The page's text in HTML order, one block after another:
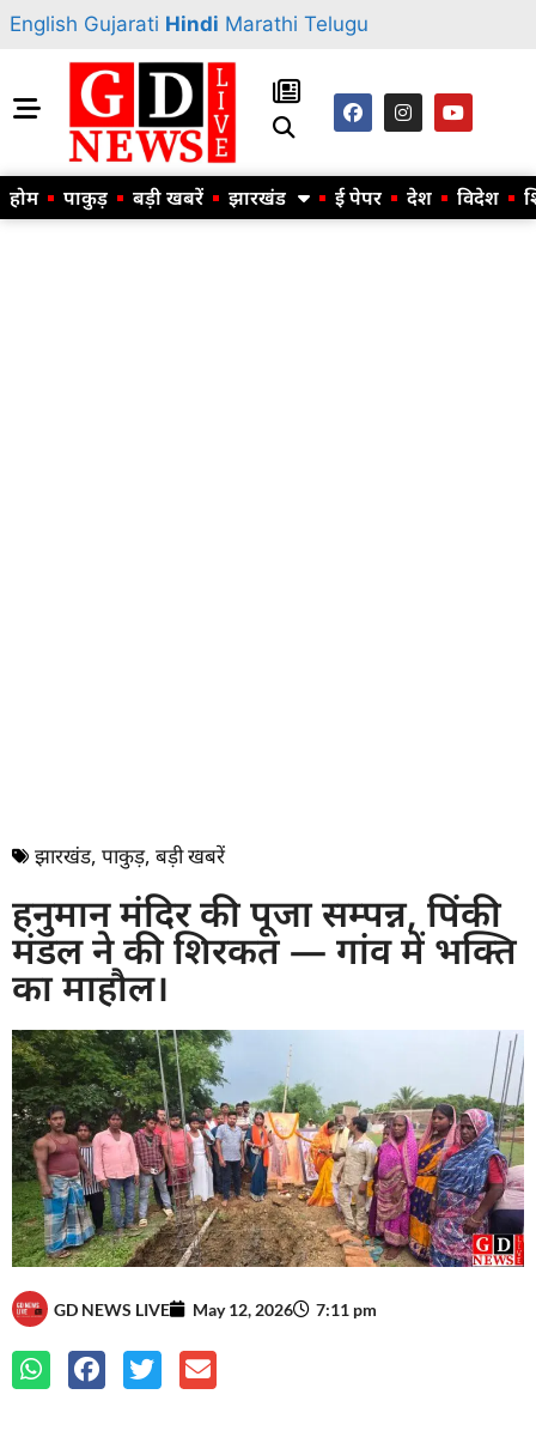
English Gujarati Hindi Marathi Telugu
होम पाकुड़ बड़ी खबरें झारखंड ई पेपर देश विदेश
झारखंड, पाकुड़, बड़ी खबरें
हनुमान मंदिर की पूजा सम्पन्न, पिंकी
मंडल ने की शिरकत — गांव में भक्ति
का माहौल।
GD NEWS LIVE May 12, 2026 7:11 pm